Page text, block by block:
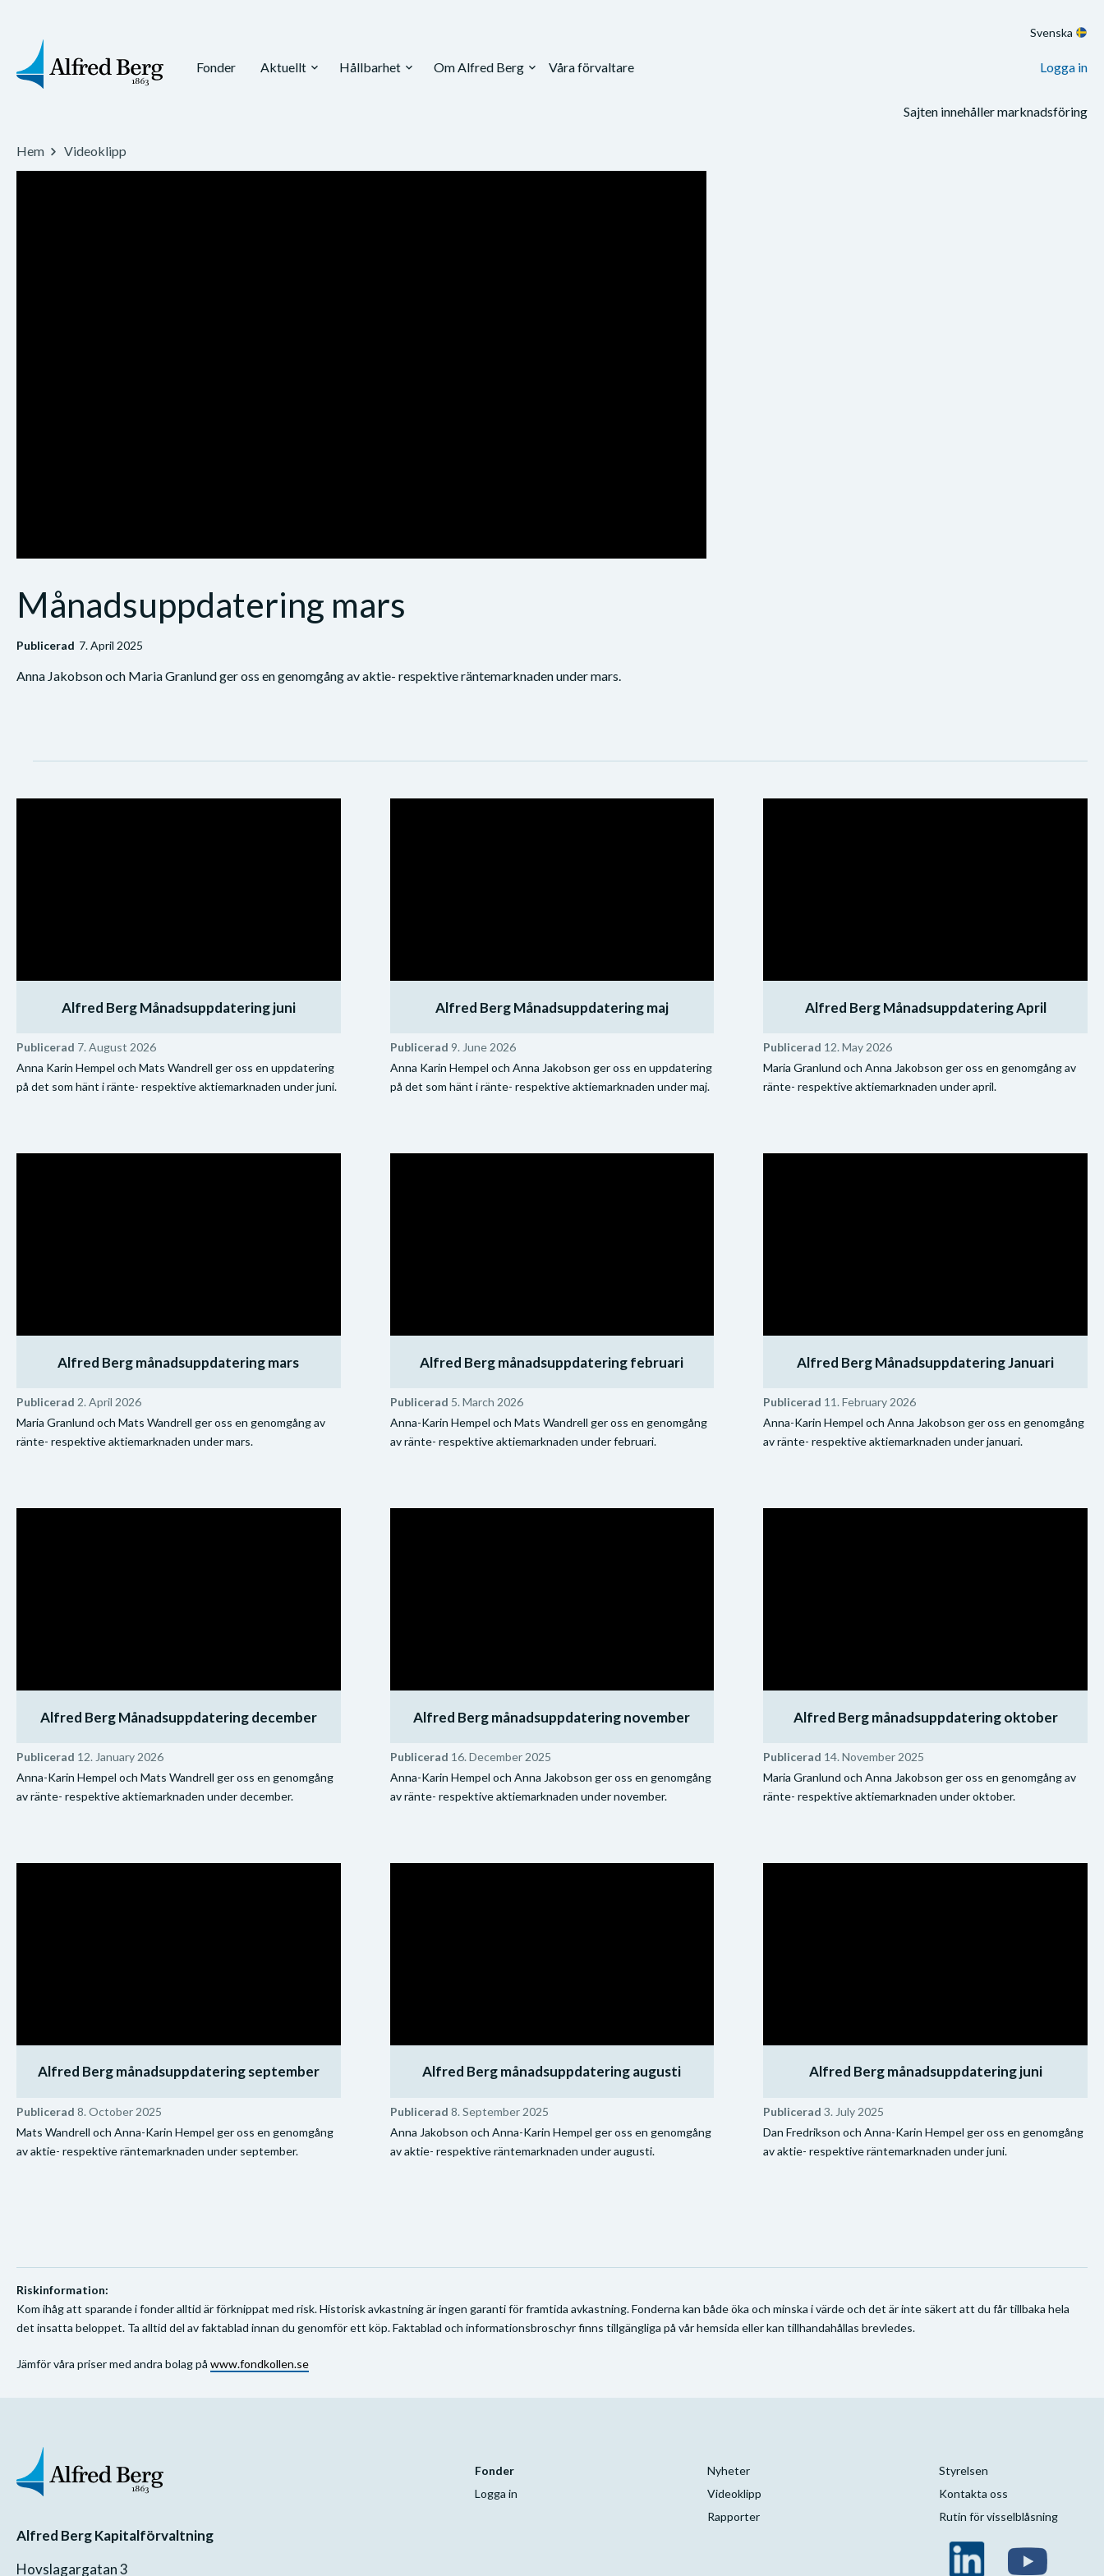
Svenska
Fonder Aktuellt expand_more Hållbarhet expand_more Om Alfred Berg expand_more Våra förvaltare Logga in
Sajten innehåller marknadsföring
Hem Videoklipp
Månadsuppdatering mars
Publicerad 7. April 2025
Anna Jakobson och Maria Granlund ger oss en genomgång av aktie- respektive räntemarknaden under mars.
Alfred Berg Månadsuppdatering juni
Publicerad 7. August 2026
Anna Karin Hempel och Mats Wandrell ger oss en uppdatering
på det som hänt i ränte- respektive aktiemarknaden under juni.
Alfred Berg Månadsuppdatering maj
Publicerad 9. June 2026
Anna Karin Hempel och Anna Jakobson ger oss en uppdatering
på det som hänt i ränte- respektive aktiemarknaden under maj.
Alfred Berg Månadsuppdatering April
Publicerad 12. May 2026
Maria Granlund och Anna Jakobson ger oss en genomgång av
ränte- respektive aktiemarknaden under april.
Alfred Berg månadsuppdatering mars
Publicerad 2. April 2026
Maria Granlund och Mats Wandrell ger oss en genomgång av
ränte- respektive aktiemarknaden under mars.
Alfred Berg månadsuppdatering februari
Publicerad 5. March 2026
Anna-Karin Hempel och Mats Wandrell ger oss en genomgång
av ränte- respektive aktiemarknaden under februari.
Alfred Berg Månadsuppdatering Januari
Publicerad 11. February 2026
Anna-Karin Hempel och Anna Jakobson ger oss en genomgång
av ränte- respektive aktiemarknaden under januari.
Alfred Berg Månadsuppdatering december
Publicerad 12. January 2026
Anna-Karin Hempel och Mats Wandrell ger oss en genomgång
av ränte- respektive aktiemarknaden under december.
Alfred Berg månadsuppdatering november
Publicerad 16. December 2025
Anna-Karin Hempel och Anna Jakobson ger oss en genomgång
av ränte- respektive aktiemarknaden under november.
Alfred Berg månadsuppdatering oktober
Publicerad 14. November 2025
Maria Granlund och Anna Jakobson ger oss en genomgång av
ränte- respektive aktiemarknaden under oktober.
Alfred Berg månadsuppdatering september
Publicerad 8. October 2025
Mats Wandrell och Anna-Karin Hempel ger oss en genomgång
av aktie- respektive räntemarknaden under september.
Alfred Berg månadsuppdatering augusti
Publicerad 8. September 2025
Anna Jakobson och Anna-Karin Hempel ger oss en genomgång
av aktie- respektive räntemarknaden under augusti.
Alfred Berg månadsuppdatering juni
Publicerad 3. July 2025
Dan Fredrikson och Anna-Karin Hempel ger oss en genomgång
av aktie- respektive räntemarknaden under juni.
Riskinformation:
Kom ihåg att sparande i fonder alltid är förknippat med risk. Historisk avkastning är ingen garanti för framtida avkastning. Fonderna kan både öka och minska i värde och det är inte säkert att du får tillbaka hela
det insatta beloppet. Ta alltid del av faktablad innan du genomför ett köp. Faktablad och informationsbroschyr finns tillgängliga på vår hemsida eller kan tillhandahållas brevledes.
Jämför våra priser med andra bolag på www.fondkollen.se
Alfred Berg Kapitalförvaltning
Hovslagargatan 3
Fonder
Logga in
Nyheter
Videoklipp
Rapporter
Styrelsen
Kontakta oss
Rutin för visselblåsning